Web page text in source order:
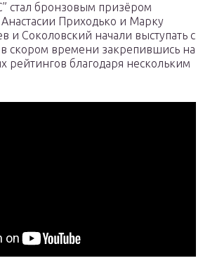
стал бронзовым призёром
Анастасии Приходько и Марку
и Соколовский начали выступать с
в скором времени закрепившись на
рейтингов благодаря нескольким